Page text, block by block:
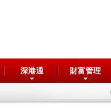
深港通 財富管理